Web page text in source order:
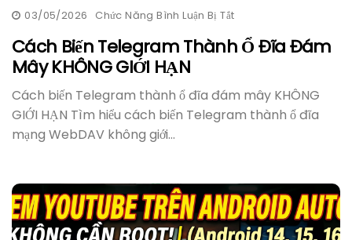
03/05/2026 Chức Năng Bình Luận Bị Tắt
Biến
Telegram
Đám
Mây
KHÔNG
Cách Biến Telegram Thành Ổ Đĩa Đám
Mây KHÔNG GIỚI HẠN
Cách biến Telegram thành ổ đĩa đám mây KHÔNG
GIỚI HẠN Tìm hiểu cách biến Telegram thành ổ đĩa
mạng WebDAV không giới...